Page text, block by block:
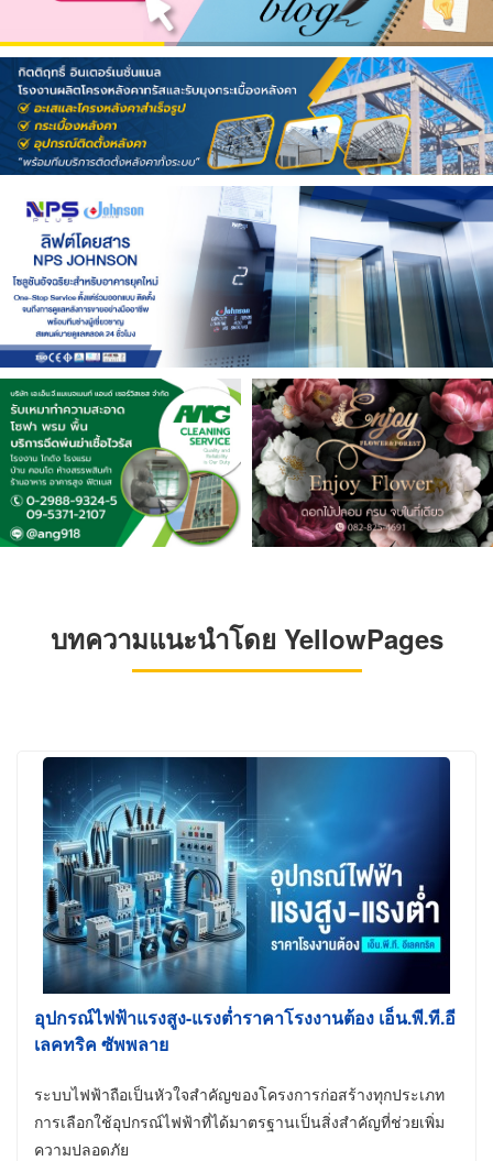
บทความแนะนำโดย YellowPages
อุปกรณ์ไฟฟ้าแรงสูง-แรงต่ำราคาโรงงานต้อง เอ็น.พี.ที.อี
เลคทริค ซัพพลาย
ระบบไฟฟ้าถือเป็นหัวใจสำคัญของโครงการก่อสร้างทุกประเภท
การเลือกใช้อุปกรณ์ไฟฟ้าที่ได้มาตรฐานเป็นสิ่งสำคัญที่ช่วยเพิ่ม
ความปลอดภัย